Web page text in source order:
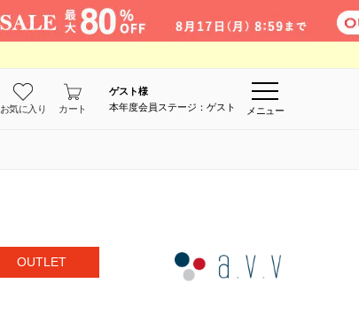
お気に入り カート
ゲスト様
本年度会員ステージ：ゲスト
メニュー
OUTLET